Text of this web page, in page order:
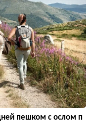
пешком с ослом п